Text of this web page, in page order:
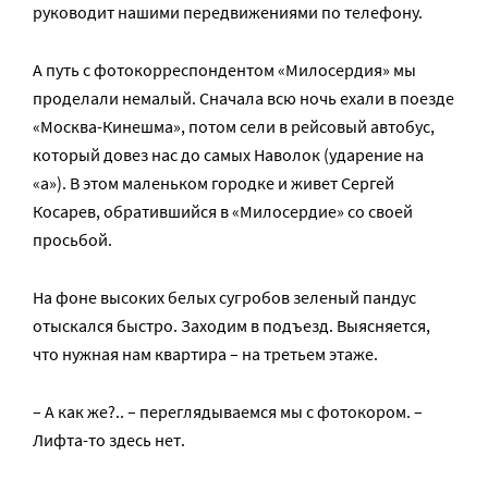
руководит нашими передвижениями по телефону.
А путь с фотокорреспондентом «Милосердия» мы
проделали немалый. Сначала всю ночь ехали в поезде
«Москва-Кинешма», потом сели в рейсовый автобус,
который довез нас до самых Наволок (ударение на
«а»). В этом маленьком городке и живет Сергей
Косарев, обратившийся в «Милосердие» со своей
просьбой.
На фоне высоких белых сугробов зеленый пандус
отыскался быстро. Заходим в подъезд. Выясняется,
что нужная нам квартира – на третьем этаже.
– А как же?.. – переглядываемся мы с фотокором. –
Лифта-то здесь нет.